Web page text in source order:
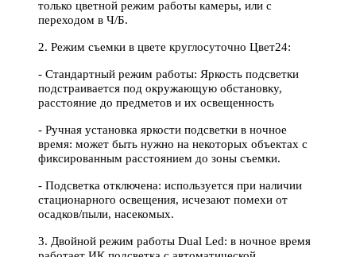
только цветной режим работы камеры, или с
переходом в Ч/Б.
2. Режим съемки в цвете круглосуточно Цвет24:
- Стандартный режим работы: Яркость подсветки
подстраивается под окружающую обстановку,
расстояние до предметов и их освещенность
- Ручная установка яркости подсветки в ночное
время: может быть нужно на некоторых объектах c
фиксированным расстоянием до зоны съемки.
- Подсветка отключена: используется при наличии
стационарного освещения, исчезают помехи от
осадков/пыли, насекомых.
3. Двойной режим работы Dual Led: в ночное время